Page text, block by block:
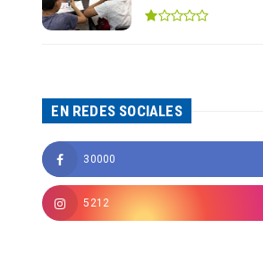
EN REDES SOCIALES
30000
5212